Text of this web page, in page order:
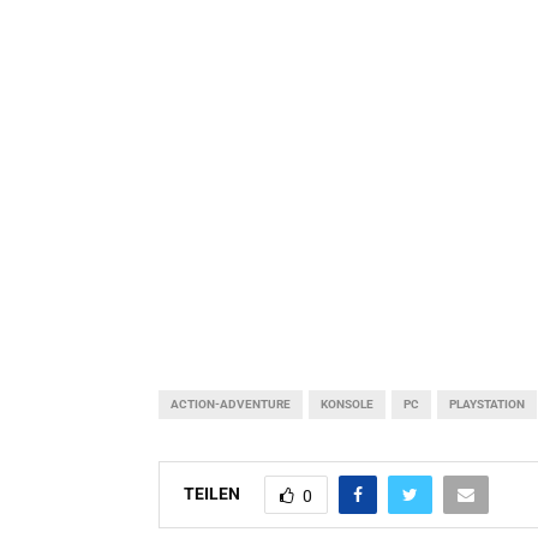
ACTION-ADVENTURE KONSOLE PC PLAYSTATION
TEILEN 0